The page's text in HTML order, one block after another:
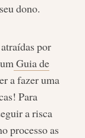
dono.
por
Guia de
a fazer uma
Para
a risca
processo as